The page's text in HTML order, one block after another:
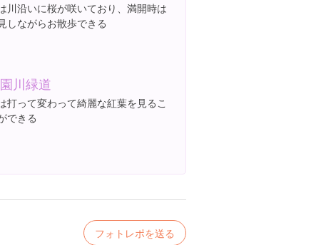
川沿いに桜が咲いており、満開時は
しながらお散歩できる
川緑道
打って変わって綺麗な紅葉を見るこ
できる
フォトレポを送る